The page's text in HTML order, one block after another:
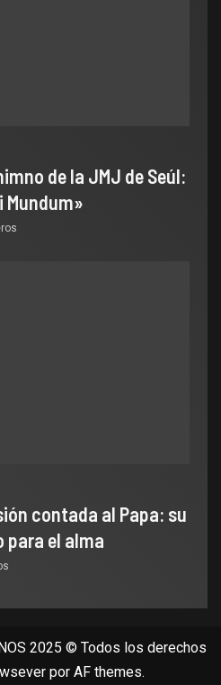
de la JMJ de Seúl:
Mundum»
contada al Papa: su
para el alma
2025 © Todos los derechos
por AF themes.